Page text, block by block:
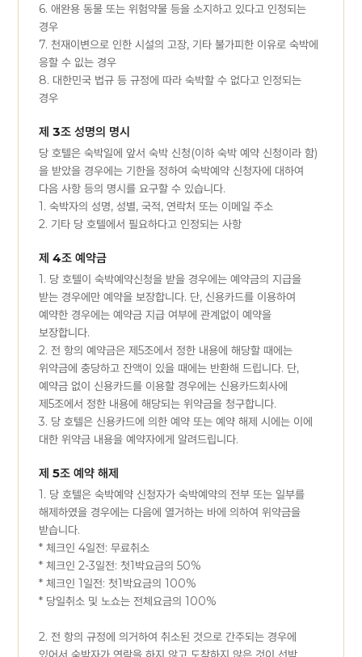
6. 애완용 동물 또는 위험약물 등을 소지하고 있다고 인정되는
경우
7. 천재이변으로 인한 시설의 고장, 기타 불가피한 이유로 숙박에
응할 수 잆는 경우
8. 대한민국 법규 등 규정에 따라 숙박할 수 없다고 인정되는
경우
제 3조 성명의 명시
당 호텔은 숙박일에 앞서 숙박 신청(이하 숙박 예약 신청이라 함)
을 받았을 경우에는 기한을 정하여 숙박예약 신청자에 대하여
다음 사항 등의 명시를 요구할 수 있습니다.
1. 숙박자의 성명, 성별, 국적, 연락처 또는 이메일 주소
2. 기타 당 호텔에서 필요하다고 인정되는 사항
제 4조 예약금
1. 당 호텔이 숙박예약신청을 받을 경우에는 예약금의 지급을
받는 경우에만 예약을 보장합니다. 단, 신용카드를 이용하여
예약한 경우에는 예약금 지급 여부에 관계없이 예약을
보장합니다.
2. 전 항의 예약금은 제5조에서 정한 내용에 해당할 때에는
위약금에 충당하고 잔액이 있을 때에는 반환해 드립니다. 단,
예약금 없이 신용카드를 이용할 경우에는 신용카드회사에
제5조에서 정한 내용에 해당되는 위약금을 청구합니다.
3. 당 호텔은 신용카드에 의한 예약 또는 예약 해제 시에는 이에
대한 위약금 내용을 예약자에게 알려드립니다.
제 5조 예약 해제
1. 당 호텔은 숙박예약 신청자가 숙박예약의 전부 또는 일부를
해제하였을 경우에는 다음에 열거하는 바에 의하여 위약금을
받습니다.
* 체크인 4일전: 무료취소
* 체크인 2-3일전: 첫1박요금의 50%
* 체크인 1일전: 첫1박요금의 100%
* 당일취소 및 노쇼는 전체요금의 100%
2. 전 항의 규정에 의거하여 취소된 것으로 간주되는 경우에